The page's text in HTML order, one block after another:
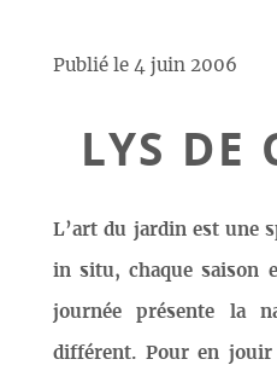
Publié le 4 juin 2006
LYS DE
L’art du jardin est une
in situ, chaque saison
journée présente la
différent. Pour en